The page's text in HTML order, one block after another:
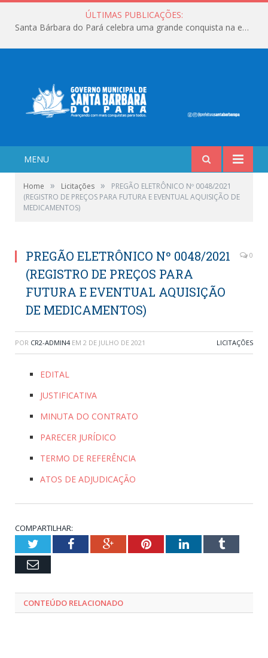
ÚLTIMAS PUBLICAÇÕES:
Santa Bárbara do Pará celebra uma grande conquista na educação!
MENU
Home » Licitações »
PREGÃO ELETRÔNICO Nº 0048/2021
(REGISTRO DE PREÇOS PARA FUTURA E EVENTUAL AQUISIÇÃO DE
MEDICAMENTOS)
PREGÃO ELETRÔNICO Nº 0048/2021
(REGISTRO DE PREÇOS PARA
FUTURA E EVENTUAL AQUISIÇÃO
DE MEDICAMENTOS)
0
POR CR2-ADMIN4 EM 2 DE JULHO DE 2021 LICITAÇÕES
EDITAL
JUSTIFICATIVA
MINUTA DO CONTRATO
PARECER JURÍDICO
TERMO DE REFERÊNCIA
ATOS DE ADJUDICAÇÃO
COMPARTILHAR:
TwitterFacebookGoogle+PinterestLinkedInTumblr
Email
CONTEÚDO RELACIONADO